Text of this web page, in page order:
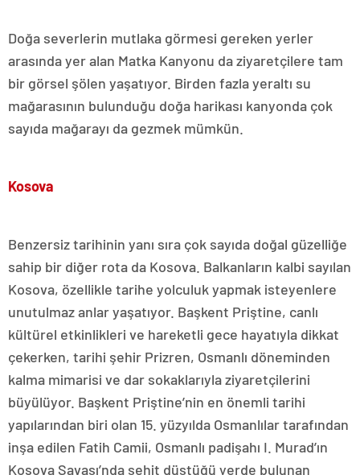
Doğa severlerin mutlaka görmesi gereken yerler
arasında yer alan Matka Kanyonu da ziyaretçilere tam
bir görsel şölen yaşatıyor. Birden fazla yeraltı su
mağarasının bulunduğu doğa harikası kanyonda çok
sayıda mağarayı da gezmek mümkün.
Kosova
Benzersiz tarihinin yanı sıra çok sayıda doğal güzelliğe
sahip bir diğer rota da Kosova. Balkanların kalbi sayılan
Kosova, özellikle tarihe yolculuk yapmak isteyenlere
unutulmaz anlar yaşatıyor. Başkent Priştine, canlı
kültürel etkinlikleri ve hareketli gece hayatıyla dikkat
çekerken, tarihi şehir Prizren, Osmanlı döneminden
kalma mimarisi ve dar sokaklarıyla ziyaretçilerini
büyülüyor. Başkent Priştine’nin en önemli tarihi
yapılarından biri olan 15. yüzyılda Osmanlılar tarafından
inşa edilen Fatih Camii, Osmanlı padişahı I. Murad’ın
Kosova Savaşı’nda şehit düştüğü yerde bulunan